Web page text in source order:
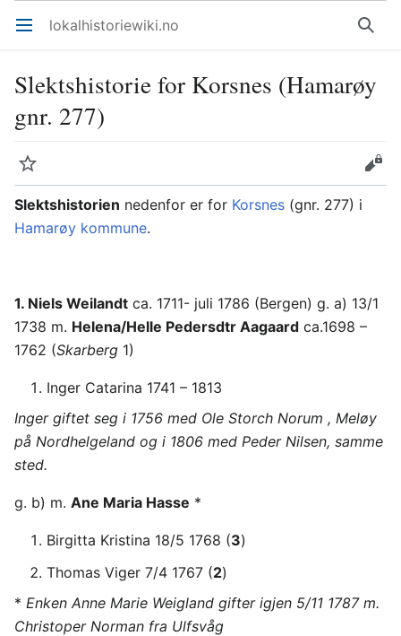
Åpne hovedmenyen lokalhistoriewiki.no Søk
Slektshistorie for Korsnes (Hamarøy
gnr. 277)
Overvåk
Rediger
Slektshistorien nedenfor er for Korsnes (gnr. 277) i
Hamarøy kommune.
1. Niels Weilandt ca. 1711- juli 1786 (Bergen) g. a) 13/1
1738 m. Helena/Helle Pedersdtr Aagaard ca.1698 –
1762 (Skarberg 1)
Inger Catarina 1741 – 1813
Inger giftet seg i 1756 med Ole Storch Norum , Meløy
på Nordhelgeland og i 1806 med Peder Nilsen, samme
sted.
g. b) m. Ane Maria Hasse *
Birgitta Kristina 18/5 1768 (3)
Thomas Viger 7/4 1767 (2)
* Enken Anne Marie Weigland gifter igjen 5/11 1787 m.
Christoper Norman fra Ulfsvåg